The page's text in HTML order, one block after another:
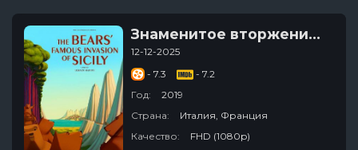
Знаменитое вторжение медведей на Сицилию
12-12-2025
- 7.3
- 7.2
Год:
2019
Страна:
Италия, Франция
Качество:
FHD (1080p)